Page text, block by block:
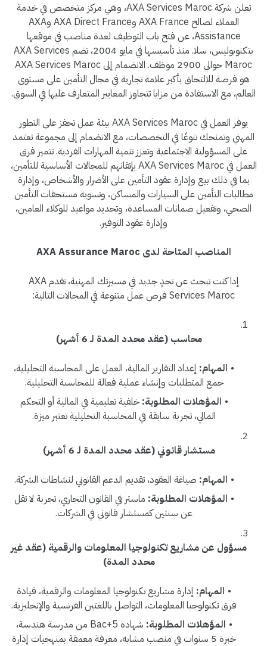
تعلن شركة AXA Services Maroc، وهي مركز متخصص في خدمة
العملاء لصالح AXA France وAXA Direct France وAXA
Assistance، عن فتح باب التوظيف لعدة مناصب في موقعها
بتكنوبوليس، سلا. منذ تأسيسها في مايو 2004، تضم AXA Services
Maroc حوالي 2900 موظف. الانضمام إلى AXA Services Maroc
هو فرصة للالتحاق بأكبر علامة تجارية في مجال التأمين على مستوى
العالم، مع الاستفادة من مزايا تتجاوز المعايير المتعارف عليها في السوق.
يوفر العمل في AXA Services Maroc بيئة عمل تحفز على التطور
المهني وتمنحك تنوعًا في التخصصات، مع الانضمام إلى مجموعة تعتمد
على المسؤولية الاجتماعية وتعزز تنمية المهارات الفردية. تتميز فرق
العمل في AXA Services Maroc بإتقانهم للمجالات الأساسية للتأمين،
بما في ذلك بيع وإدارة عقود التأمين على الأضرار والأشخاص، وإدارة
مطالبات التأمين على السيارات والمساكن، وتسوية مستحقات التأمين
الصحي، وتفعيل ضمانات المساعدة، وتحديد مواعيد للوكلاء العامين،
وإدارة عقود التوفير.
المناصب المتاحة لدى AXA Assurance Maroc
إذا كنت تبحث عن تحدٍ جديد في مسيرتك المهنية، تقدم AXA
Services Maroc فرص عمل متنوعة في المجالات التالية:
محاسب (عقد محدد المدة لـ 6 أشهر)
المهام: إعداد التقارير المالية، العمل على المحاسبة التحليلية،
جمع المتطلبات وإنشاء عملية فعالة للمحاسبة التحليلية.
المؤهلات المطلوبة: خلفية تعليمية في المالية أو التحكم
المالي، تجربة سابقة في المحاسبة التحليلية تعتبر ميزة.
مستشار قانوني (عقد محدد المدة لـ 6 أشهر)
المهام: صياغة العقود، تقديم الدعم القانوني لنشاطات الشركة.
المؤهلات المطلوبة: ماستر في القانون التجاري، تجربة لا تقل
عن سنتين كمستشار قانوني في الشركات.
مسؤول عن مشاريع تكنولوجيا المعلومات والرقمية (عقد غير
محدد المدة)
المهام: إدارة مشاريع تكنولوجيا المعلومات والرقمية، قيادة
فرق تكنولوجيا المعلومات، التواصل باللغتين الفرنسية والإنجليزية.
المؤهلات المطلوبة:
شهادة Bac+5 من مدرسة هندسة،
خبرة 5 سنوات في منصب مشابه، معرفة معمقة بمنهجيات إدارة